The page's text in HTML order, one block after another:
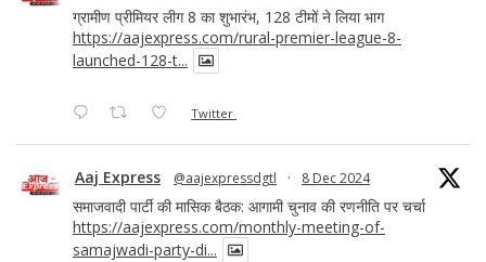
ग्रामीण प्रीमियर लीग 8 का शुभारंभ, 128 टीमों ने लिया भाग
https://aajexpress.com/rural-premier-league-8-
launched-128-t...
Twitter
Aaj Express @aajexpressdgtl · 8 Dec 2024
समाजवादी पार्टी की मासिक बैठक: आगामी चुनाव की रणनीति पर चर्चा
https://aajexpress.com/monthly-meeting-of-
samajwadi-party-di...